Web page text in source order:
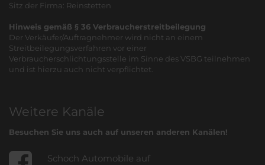
Sitz der Firma: Reinstetten
Hinweis gemäß § 36 Verbraucherstreitbeilegung
Der Verkäufer/Auftragnehmer wird nicht an einem
Streitbeilegungsverfahren vor einer
Verbraucherschlichtungsstelle im Sinne des VSBG teilnehmen
und ist hierzu auch nicht verpflichtet.
Weitere Kanäle
Besuchen Sie uns auch auf unseren anderen Kanälen!
Schoch Automobile auf